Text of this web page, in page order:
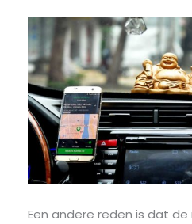
Een andere reden is dat